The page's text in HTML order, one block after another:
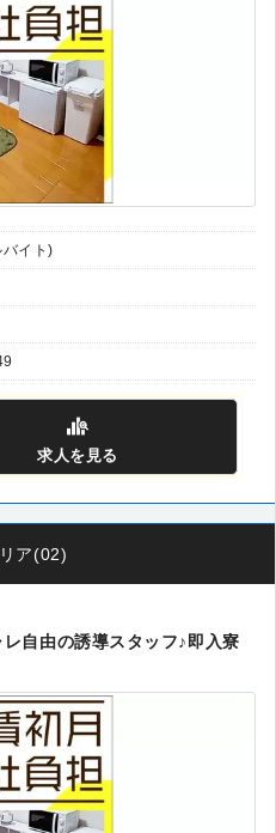
イト)
求人 を見る
ア(02)
自由の誘導スタッフ♪即入寮